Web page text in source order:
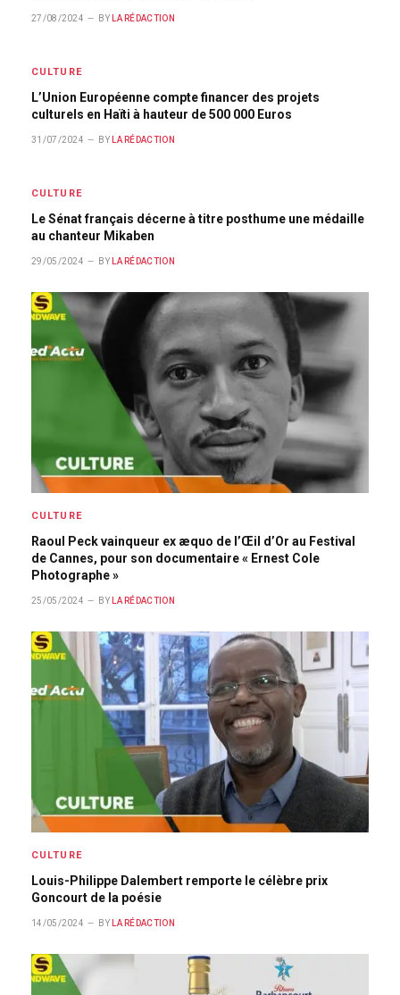
27/08/2024 BY LA RÉDACTION
CULTURE
L’Union Européenne compte financer des projets
culturels en Haïti à hauteur de 500 000 Euros
31/07/2024 BY LA RÉDACTION
CULTURE
Le Sénat français décerne à titre posthume une médaille
au chanteur Mikaben
29/05/2024 BY LA RÉDACTION
CULTURE
Raoul Peck vainqueur ex æquo de l’Œil d’Or au Festival
de Cannes, pour son documentaire « Ernest Cole
Photographe »
25/05/2024 BY LA RÉDACTION
CULTURE
Louis-Philippe Dalembert remporte le célèbre prix
Goncourt de la poésie
14/05/2024 BY LA RÉDACTION